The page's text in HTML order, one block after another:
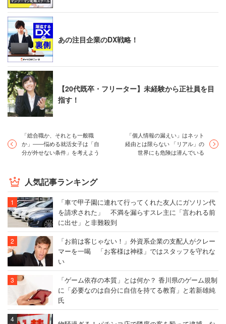
あの注目企業のDX戦略！
【20代既卒・フリーター】未経験から正社員を目
指す！
「総合職か、それとも一般職
か」――悩める就活女子は「自
分が外せない条件」を考えよう
「個人情報の漏えい」はネット
経由とは限らない 「リアル」の
世界にも危険は潜んでいる
人気記事ランキング
「車で甲子園に連れて行ってくれた友人にガソリン代
を請求された」 不満を漏らすスレ主に「言われる前
に出せ」と非難殺到
「お前は客じゃない！」外資系企業の支配人がクレー
マーを一喝 「お客様は神様」ではスタッフを守れな
い
「ゲーム依存の本質」とは何か？ 香川県のゲーム規制
に「必要なのは自分に自信を持てる教育」と若新雄純
氏